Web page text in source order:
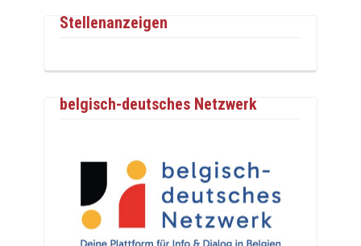
Stellenanzeigen
belgisch-deutsches Netzwerk